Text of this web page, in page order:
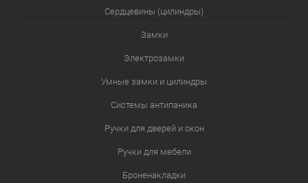
Сердцевины (цилиндры)
Замки
Электрозамки
Умные замки и цилиндры
Системы антипаника
Ручки для дверей и окон
Ручки для мебели
Броненакладки